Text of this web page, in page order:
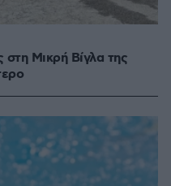
στη Μικρή Βίγλα της